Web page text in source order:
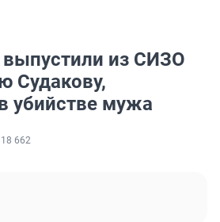
выпустили из СИЗО
Судакову,
убийстве мужа
18 662